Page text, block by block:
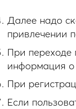
Далее надо
привлечении
При переходе
информация о
При
Если